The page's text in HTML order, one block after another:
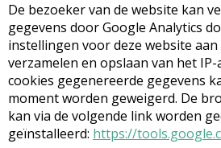
De bezoeker van de website kan
gegevens door Google Analytics
instellingen voor deze website
verzamelen en opslaan van het
cookies gegenereerde gegevens
moment worden geweigerd. De
kan via de volgende link worden
geïnstalleerd: https://